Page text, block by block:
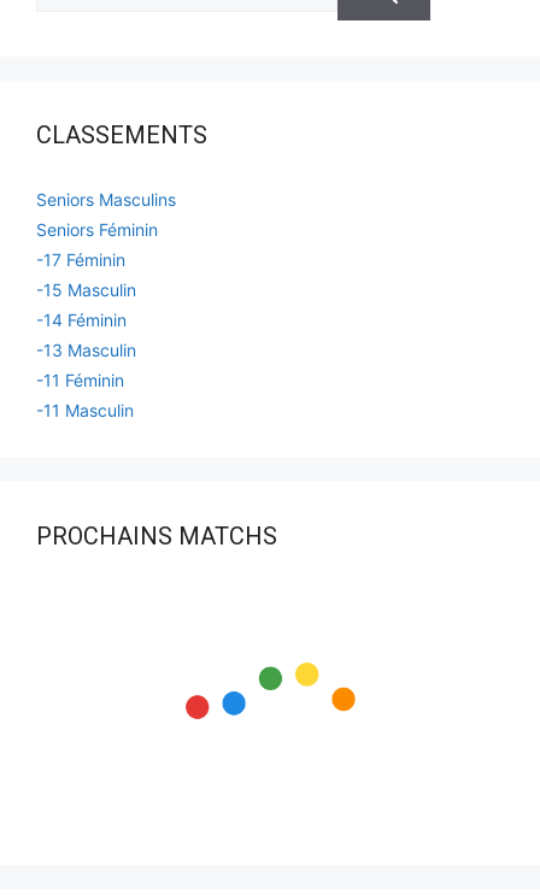
CLASSEMENTS
Seniors Masculins
Seniors Féminin
-17 Féminin
-15 Masculin
-14 Féminin
-13 Masculin
-11 Féminin
-11 Masculin
PROCHAINS MATCHS